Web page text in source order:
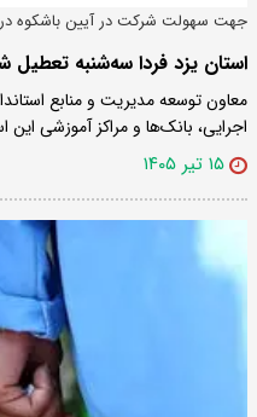
جهت سهولت شرکت در آیین باشکوه
استان یزد فردا سه‌شنبه تعطیل
معاون توسعه مدیریت و منابع
اجرایی، بانک‌ها و مراکز آموزشی این
۱۵ تیر ۱۴۰۵